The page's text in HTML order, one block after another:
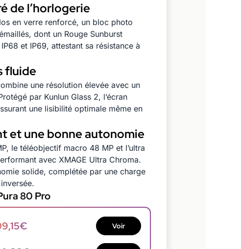
de l’horlogerie
en verre renforcé, un bloc photo
dont un Rouge Sunburst
et IP69, attestant sa résistance à
fluide
une résolution élevée avec un
par Kunlun Glass 2, l’écran
une lisibilité optimale même en
et une bonne autonomie
le téléobjectif macro 48 MP et l’ultra
avec XMAGE Ultra Chroma.
solide, complétée par une charge
80 Pro
Voir